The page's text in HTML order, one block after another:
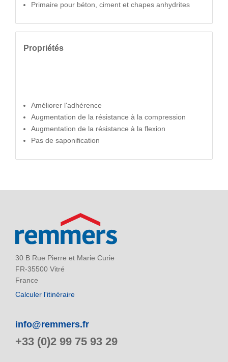
Primaire pour béton, ciment et chapes anhydrites
Propriétés
Améliorer l'adhérence
Augmentation de la résistance à la compression
Augmentation de la résistance à la flexion
Pas de saponification
30 B Rue Pierre et Marie Curie
FR-35500 Vitré
France
Calculer l'itinéraire
info@remmers.fr
+33 (0)2 99 75 93 29